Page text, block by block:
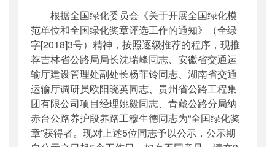
根据全国绿化委员会《关于开展全国绿化模
范单位和全国绿化奖章评选工作的通知》（全绿
字[2018]3号）精神，按照逐级推荐的程序，现推
荐吉林省公路局局长沈瑞峰同志、安徽省交通运
输厅建设管理处副处长杨菲铃同志、湖南省交通
运输厅调研员欧阳晓英同志、贵州省公路工程集
团有限公司项目经理姚毅同志、青藏公路分局纳
赤台公路养护段养路工穆生德同志为“全国绿化奖
章”获得者。现对上述5位同志予以公示，公示期